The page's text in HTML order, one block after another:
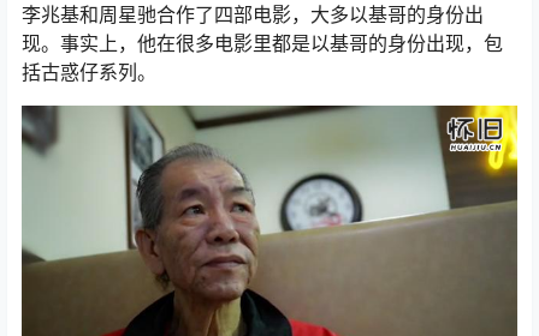
李兆基和周星驰合作了四部电影，大多以基哥的身份出
现。事实上，他在很多电影里都是以基哥的身份出现，包
括古惑仔系列。